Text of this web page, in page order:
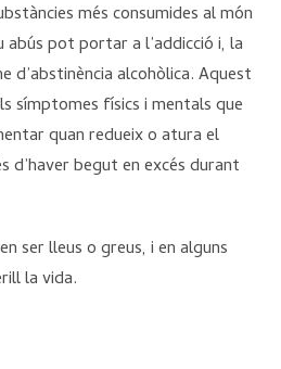
més consumides al món
pot portar a l’addicció i, la
d’abstinència alcohòlica. Aquest
símptomes físics i mentals que
quan redueix o atura el
d’haver begut en excés durant
ser lleus o greus, i en alguns
la vida.